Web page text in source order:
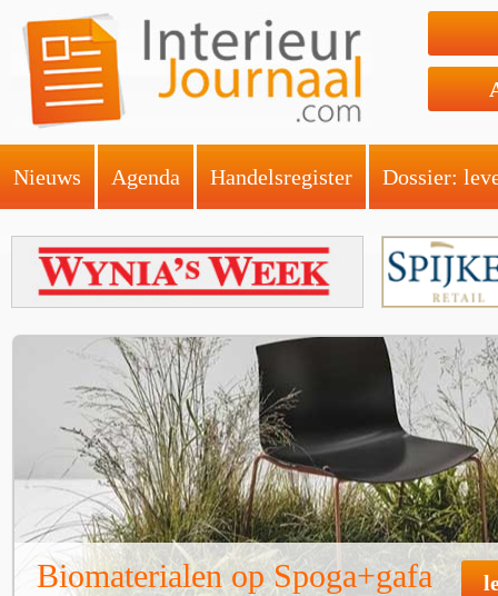
Nieuws Agenda Handelsregister Dossier:
Biomaterialen op Spoga+gafa